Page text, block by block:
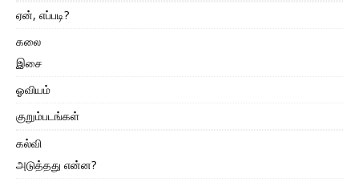
ஏன், எப்படி?
கலை
இசை
ஓவியம்
குறும்படங்கள்
கல்வி
அடுத்தது என்ன?